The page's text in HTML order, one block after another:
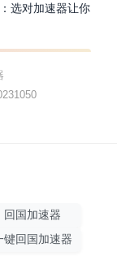
选对加速器让你
回国加速器
键回国加速器